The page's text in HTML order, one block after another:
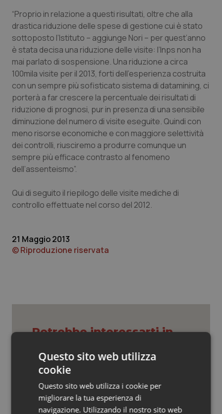
Provincia Autonoma di Bolzano
Provincia Autonoma di Trento
Puglia
Sardegna
Sicilia
Toscana
Umbria
Valle D’Aosta
Infezioni & Febbre
Ipertensione & Scompenso
Malattie rare
Malattia di Crohn & Rettocolite Ulcerosa
Neuroscienze & patologie neurodegenerative
Obesità
Oftalmologia
Oncodermatologia
Oncologia & Nutrizione
Quotidiano Pediatria
Rene & patologie urogenitali
“Proprio in relazione a questi risultati, oltre che alla
drastica riduzione delle spese di gestione cui è stato
sottoposto l’Istituto – aggiunge Nori – per quest’anno
è stata decisa una riduzione delle visite: l’Inps non ha
mai parlato di sospensione. Una riduzione a circa
100mila visite per il 2013, forti dell’esperienza costruita
con un sempre più sofisticato sistema di datamining, ci
porterà a far crescere la percentuale dei risultati di
riduzione di prognosi, pur in presenza di una sensibile
diminuzione del numero di visite eseguite. Quindi con
meno risorse economiche e con maggiore selettività
dei controlli, riusciremo a produrre comunque un
sempre più efficace contrasto al fenomeno
dell’assenteismo”.
Qui di seguito il riepilogo delle visite mediche di
controllo effettuate nel corso del 2012.
21 Maggio 2013
© Riproduzione riservata
Potrebbe interessarti in
“Preoccupazione per la mancata
approvazione dell’adeguamento
delle tariffe ospedaliere, così rinvio
rinnovo contratto sanità privata”
Questo sito web utilizza
cookie
Questo sito web utilizza i cookie per
migliorare la tua esperienza di
navigazione. Utilizzando il nostro sito web